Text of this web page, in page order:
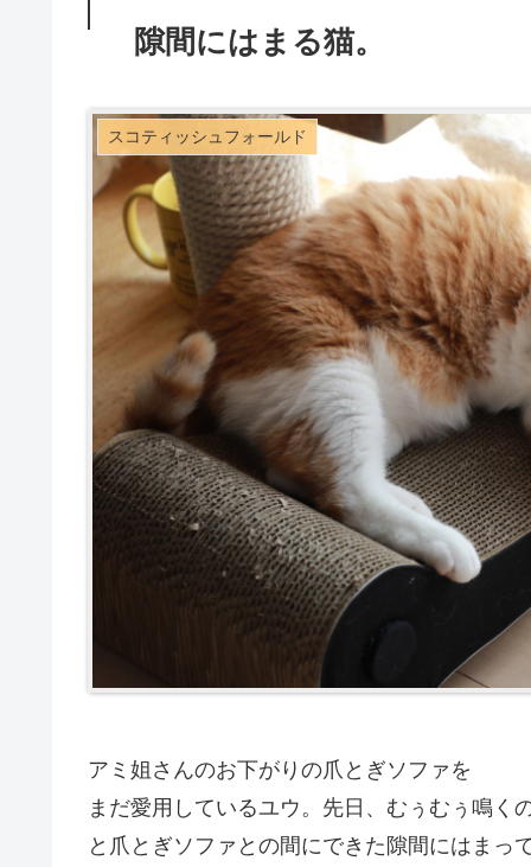
隙間にはまる猫。
スコティッシュフォールド
アミ姐さんのお下がりの爪とぎソファを
まだ愛用しているユウ。先日、むぅむぅ鳴く
と爪とぎソファとの間にできた隙間にはまっ